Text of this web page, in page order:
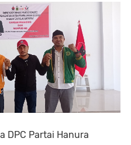
DPC Partai Hanura